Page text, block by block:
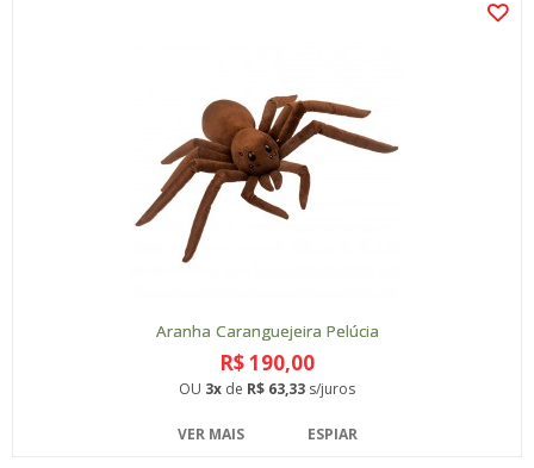
Aranha Caranguejeira Pelúcia
R$ 190,00
OU 3x de R$ 63,33 s/juros
VER MAIS ESPIAR